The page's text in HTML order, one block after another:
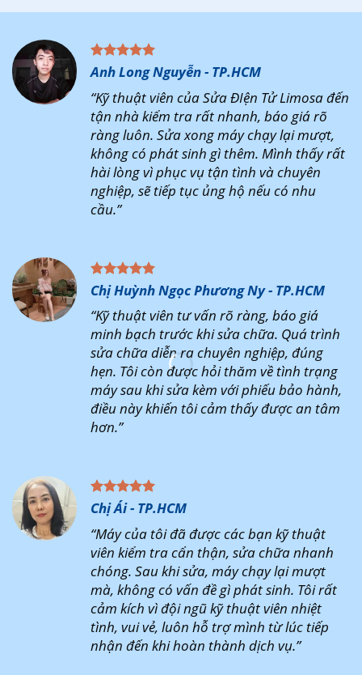
Anh Long Nguyễn - TP.HCM
“Kỹ thuật viên của Sửa ĐIện Tử Limosa đến
tận nhà kiểm tra rất nhanh, báo giá rõ
ràng luôn. Sửa xong máy chạy lại mượt,
không có phát sinh gì thêm. Mình thấy rất
hài lòng vì phục vụ tận tình và chuyên
nghiệp, sẽ tiếp tục ủng hộ nếu có nhu
cầu.”
Chị Huỳnh Ngọc Phương Ny - TP.HCM
“Kỹ thuật viên tư vấn rõ ràng, báo giá
minh bạch trước khi sửa chữa. Quá trình
sửa chữa diễn ra chuyên nghiệp, đúng
hẹn. Tôi còn được hỏi thăm về tình trạng
máy sau khi sửa kèm với phiếu bảo hành,
điều này khiến tôi cảm thấy được an tâm
hơn.”
Chị Ái - TP.HCM
“Máy của tôi đã được các bạn kỹ thuật
viên kiểm tra cẩn thận, sửa chữa nhanh
chóng. Sau khi sửa, máy chạy lại mượt
mà, không có vấn đề gì phát sinh. Tôi rất
cảm kích vì đội ngũ kỹ thuật viên nhiệt
tình, vui vẻ, luôn hỗ trợ mình từ lúc tiếp
nhận đến khi hoàn thành dịch vụ.”